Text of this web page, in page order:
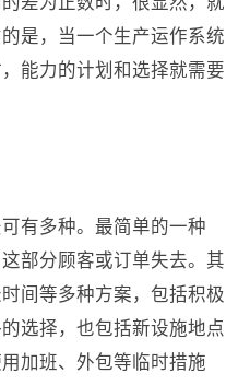
是，当一个生产运作系统
能力的计划和选择就需要
有多种。最简单的一种
部分顾客或订单失去。其
间等多种方案，包括积极
选择，也包括新设施地点
加班、外包等临时措施